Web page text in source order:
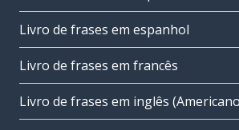
Livro de frases em espanhol
Livro de frases em francês
Livro de frases em inglês